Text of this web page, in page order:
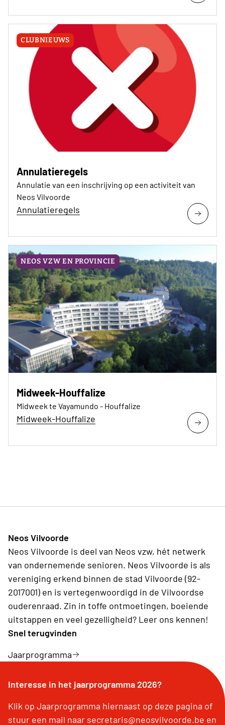
CLUBNIEUWS
Annulatieregels
Annulatie van een inschrijving op een activiteit van
Neos Vilvoorde
Annulatieregels
NEOS VZW EN PROVINCIE
Midweek-Houffalize
Midweek te Vayamundo - Houffalize
Midweek-Houffalize
Neos Vilvoorde
Neos Vilvoorde is deel van Neos vzw, hét netwerk
van ondernemende senioren. Neos Vilvoorde is als
vereniging erkend binnen de stad Vilvoorde (92-
2017001) en is vertegenwoordigd in de Vilvoordse
ouderenraad. Zin in toffe ontmoetingen, boeiende
uitstappen en veel gezelligheid? Leer ons kennen!
Snel terugvinden
Jaarprogramma
Interesse in het jaarprogramma 2026?
Klik op Jaarprogramma hiernaast op deze pagina of
stuur een mail naar secretaris@neosvilvoorde.be en